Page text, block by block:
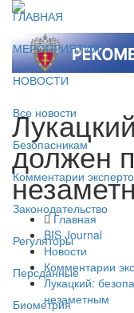
ГЛАВНАЯ
МЕРОПРИЯТИЯ
НОВОСТИ
Все новости
Безопасникам
Комментарии
Законодательство
Регуляторы
Персданные
Биометрия
должен
Главная
BIS Journal
Новости
Комментарии
Лукацкий:
незаметным